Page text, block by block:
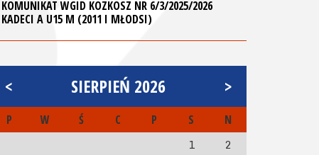
KOMUNIKAT WGID KOZKOSZ NR 6/3/2025/2026
KADECI A U15 M (2011 I MŁODSI)
< SIERPIEŃ 2026 >
P W Ś C P S N
1
2